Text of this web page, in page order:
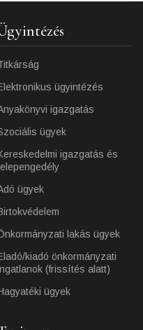
ügyintézés
igazgatás
ügyek
igazgatás és
ügyek
lakás ügyek
kiadó önkormányzati
(frissítés alatt)
ügyek